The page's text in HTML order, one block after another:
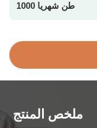
1000 طن شهريا
ملخص المنتج